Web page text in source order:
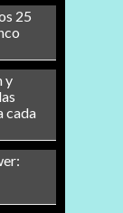
25
y
cada